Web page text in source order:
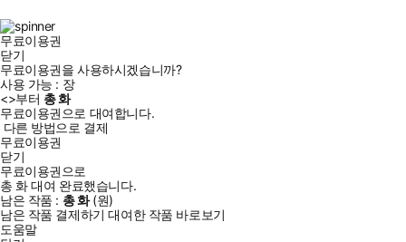
무료이용권
닫기
무료이용권을 사용하시겠습니까?
사용 가능 : 장
<>부터 총화
무료이용권으로 대여합니다.
다른 방법으로 결제
무료이용권
닫기
무료이용권으로
총 화대여 완료했습니다.
남은 작품 : 총화(원)
남은 작품 결제하기 대여한 작품 바로보기
도움말